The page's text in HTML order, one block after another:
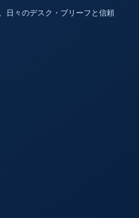
日々のデスク・ブリーフと信頼